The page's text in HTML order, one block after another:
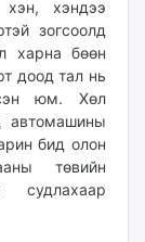
хэн, хэндээ
зогсоолд
харна бөөн
доод тал нь
юм. Хөл
автомашины
бид олон
төвийн
судлахаар